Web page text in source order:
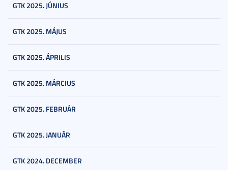
GTK 2025. JÚNIUS
GTK 2025. MÁJUS
GTK 2025. ÁPRILIS
GTK 2025. MÁRCIUS
GTK 2025. FEBRUÁR
GTK 2025. JANUÁR
GTK 2024. DECEMBER